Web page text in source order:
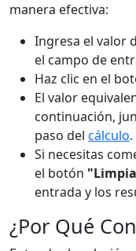
manera efectiva:
Ingresa el valor
el campo de
Haz clic en el
El valor
continuación,
paso del cálculo.
Si necesitas
el botón
entrada y los
¿Por Qué